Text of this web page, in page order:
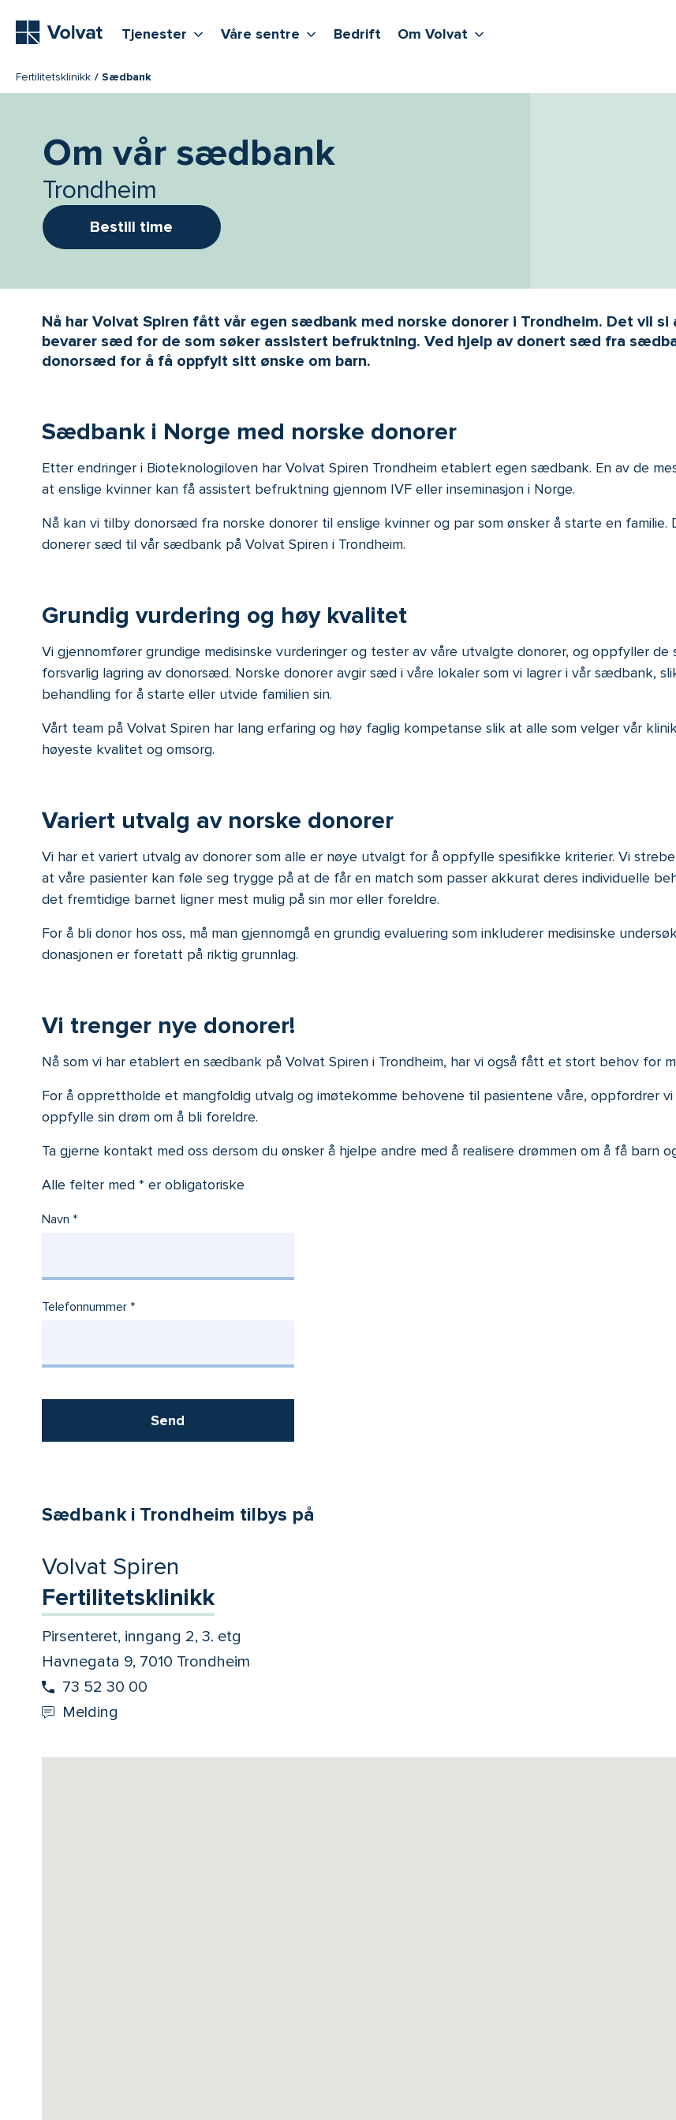
Tjenester Vis flere undernivåerTjenester
Våre sentre Vis flere undernivåerVåre sentre
Bedrift Om Volvat
Fertilitetsklinikk Sædbank
Om vår sædbank
Trondheim
Bestill time
Nå har Volvat Spiren fått vår egen sædbank med norske donorer i Trondheim. Det vil
bevarer sæd for de som søker assistert befruktning. Ved hjelp av donert sæd fra
donorsæd for å få oppfylt sitt ønske om barn.
Sædbank i Norge med norske donorer
Etter endringer i Bioteknologiloven har Volvat Spiren Trondheim etablert egen sædbank. En av de
at enslige kvinner kan få assistert befruktning gjennom IVF eller inseminasjon i Norge.
Nå kan vi tilby donorsæd fra norske donorer til enslige kvinner og par som ønsker å starte en
donerer sæd til vår sædbank på Volvat Spiren i Trondheim.
Grundig vurdering og høy kvalitet
Vi gjennomfører grundige medisinske vurderinger og tester av våre utvalgte donorer, og oppfyller
forsvarlig lagring av donorsæd. Norske donorer avgir sæd i våre lokaler som vi lagrer i vår sædbank,
behandling for å starte eller utvide familien sin.
Vårt team på Volvat Spiren har lang erfaring og høy faglig kompetanse slik at alle som velger vår
høyeste kvalitet og omsorg.
Variert utvalg av norske donorer
Vi har et variert utvalg av donorer som alle er nøye utvalgt for å oppfylle spesifikke kriterier. Vi
at våre pasienter kan føle seg trygge på at de får en match som passer akkurat deres individuelle
det fremtidige barnet ligner mest mulig på sin mor eller foreldre.
For å bli donor hos oss, må man gjennomgå en grundig evaluering som inkluderer medisinske
donasjonen er foretatt på riktig grunnlag.
Vi trenger nye donorer!
Nå som vi har etablert en sædbank på Volvat Spiren i Trondheim, har vi også fått et stort behov for
For å opprettholde et mangfoldig utvalg og imøtekomme behovene til pasientene våre, oppfordrer
oppfylle sin drøm om å bli foreldre.
Ta gjerne kontakt med oss dersom du ønsker å hjelpe andre med å realisere drømmen om å få barn
Alle felter med * er obligatoriske
Navn
Telefonnummer
Send
Sædbank i Trondheim tilbys på
Volvat Spiren
Fertilitetsklinikk
Pirsenteret, inngang 2, 3. etg
Havnegata 9, 7010 Trondheim
73 52 30 00
Melding